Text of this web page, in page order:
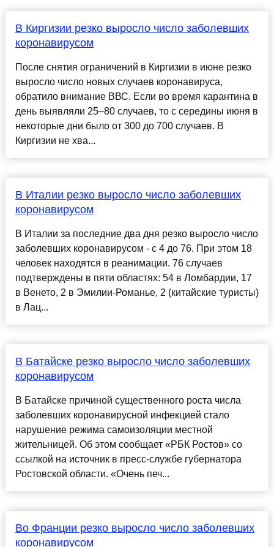
В Киргизии резко выросло число заболевших
коронавирусом
После снятия ограничений в Киргизии в июне резко
выросло число новых случаев коронавируса,
обратило внимание ВВС. Если во время карантина в
день выявляли 25–80 случаев, то с середины июня в
некоторые дни было от 300 до 700 случаев. В
Киргизии не хва...
В Италии резко выросло число заболевших
коронавирусом
В Италии за последние два дня резко выросло число
заболевших коронавирусом - с 4 до 76. При этом 18
человек находятся в реанимации. 76 случаев
подтверждены в пяти областях: 54 в Ломбардии, 17
в Венето, 2 в Эмилии-Романье, 2 (китайские туристы)
в Лац...
В Батайске резко выросло число заболевших
коронавирусом
В Батайске причиной существенного роста числа
заболевших коронавирусной инфекцией стало
нарушение режима самоизоляции местной
жительницей. Об этом сообщает «РБК Ростов» со
ссылкой на источник в пресс-службе губернатора
Ростовской области. «Очень печ...
Во Франции резко выросло число заболевших
коронавирусом